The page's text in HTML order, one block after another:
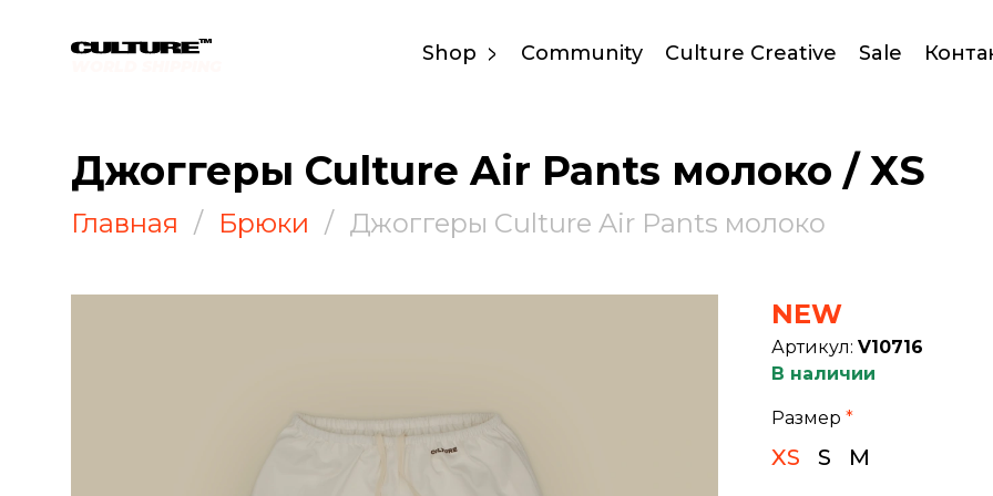
Shop Community Culture Creative Sale
Джоггеры Culture Air Pants молоко / XS
Главная Брюки Джоггеры Culture Air Pants молоко
NEW
Артикул: V10716
В наличии
Размер *
XS S M